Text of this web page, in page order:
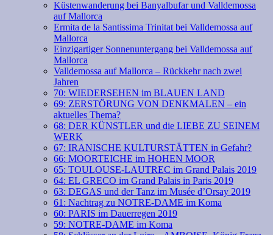
Küstenwanderung bei Banyalbufar und Valldemossa
auf Mallorca
Ermita de la Santissima Trinitat bei Valldemossa auf
Mallorca
Einzigartiger Sonnenuntergang bei Valldemossa auf
Mallorca
Valldemossa auf Mallorca – Rückkehr nach zwei
Jahren
70: WIEDERSEHEN im BLAUEN LAND
69: ZERSTÖRUNG VON DENKMALEN – ein
aktuelles Thema?
68: DER KÜNSTLER und die LIEBE ZU SEINEM
WERK
67: IRANISCHE KULTURSTÄTTEN in Gefahr?
66: MOORTEICHE im HOHEN MOOR
65: TOULOUSE-LAUTREC im Grand Palais 2019
64: EL GRECO im Grand Palais in Paris 2019
63: DEGAS und der Tanz im Musée d’Orsay 2019
61: Nachtrag zu NOTRE-DAME im Koma
60: PARIS im Dauerregen 2019
59: NOTRE-DAME im Koma